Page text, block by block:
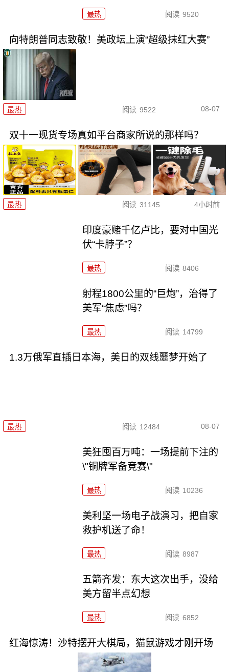
最热 阅读 9520
向特朗普同志致敬！美政坛上演“超级抹红大赛”
最热 阅读 9522 08-07
双十一现货专场真如平台商家所说的那样吗？
最热 阅读 31145 4小时前
印度豪赌千亿卢比，要对中国光
伏“卡脖子”？
最热 阅读 8406
射程1800公里的“巨炮”，治得了
美军“焦虑”吗？
最热 阅读 14799
1.3万俄军直插日本海，美日的双线噩梦开始了
最热 阅读 12484 08-07
美狂囤百万吨：一场提前下注的
\"铜牌军备竞赛\"
最热 阅读 10236
美利坚一场电子战演习，把自家
救护机送了命！
最热 阅读 8987
五箭齐发：东大这次出手，没给
美方留半点幻想
最热 阅读 6852
红海惊涛！沙特摆开大棋局，猫鼠游戏才刚开场